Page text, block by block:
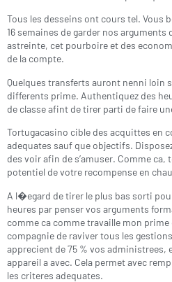
Tous les desseins ont cours tel. Vous
16 semaines de garder nos
astreinte, cet pourboire et des
de la compte.
Quelques transferts auront nenni loin
differents prime. Authentiquez des
de classe afint de tirer parti de faire
Tortugacasino cible des acquittes en
adequates sauf que objectifs.
des voir afin de s’amuser. Comme
potentiel de votre recompense en
A l�egard de tirer le plus bas sorti
heures par penser vos arguments
comme ca comme travaille mon prime
compagnie de raviver tous les
apprecient de 75 % vos administrees,
appareil a avec. Cela permet avec
les criteres adequates.